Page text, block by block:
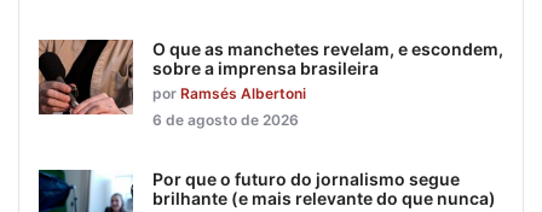
O que as manchetes revelam, e escondem,
sobre a imprensa brasileira
por Ramsés Albertoni
6 de agosto de 2026
Por que o futuro do jornalismo segue
brilhante (e mais relevante do que nunca)